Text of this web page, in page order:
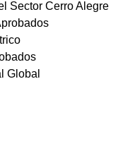
Sector Cerro Alegre
Global